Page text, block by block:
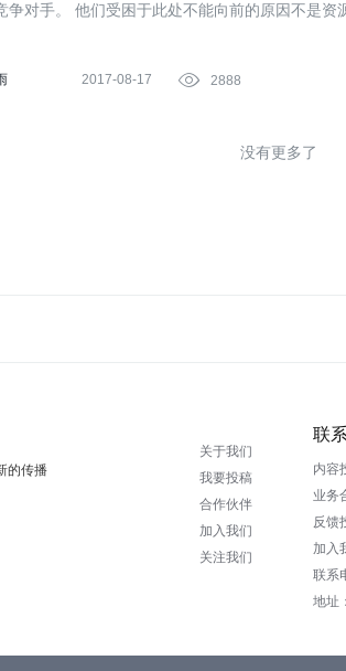
争对手。 他们受困于此处不能向前的原因不是资
2017-08-17  2888
没有更多了
的传播
关于我们
我要投稿
合作伙伴
加入我们
关注我们
联
内容
业务
反馈
加入
联系
地址